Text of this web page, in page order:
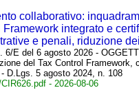
collaborativo:
integrato e
e penali, riduzione
6/E del 6 agosto 2026 -
del Tax Control
D.Lgs. 5 agosto 2024, n. 108
- 2026-08-06